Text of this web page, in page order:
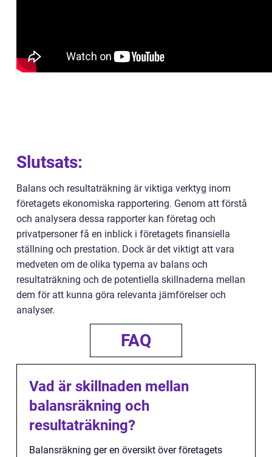
Slutsats:
Balans och resultaträkning är viktiga verktyg inom
företagets ekonomiska rapportering. Genom att förstå
och analysera dessa rapporter kan företag och
privatpersoner få en inblick i företagets finansiella
ställning och prestation. Dock är det viktigt att vara
medveten om de olika typerna av balans och
resultaträkning och de potentiella skillnaderna mellan
dem för att kunna göra relevanta jämförelser och
analyser.
FAQ
Vad är skillnaden mellan
balansräkning och
resultaträkning?
Balansräkning ger en översikt över företagets